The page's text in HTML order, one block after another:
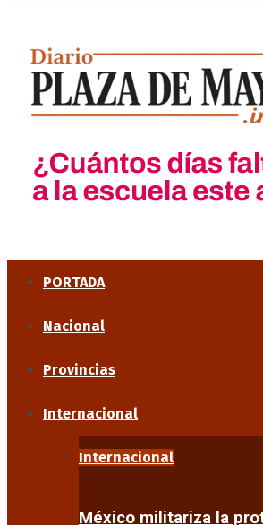
PORTADA
Nacional
Provincias
Internacional
Internacional
México militariza la